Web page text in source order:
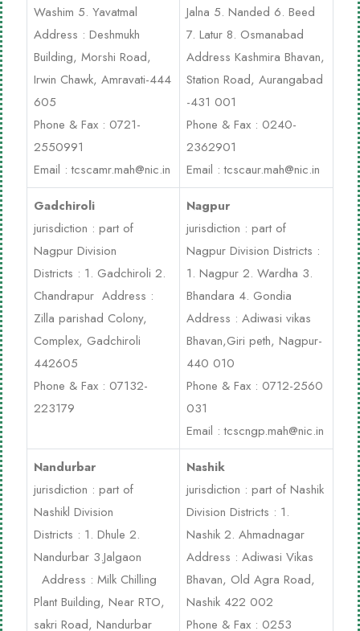
Washim 5. Yavatmal
Address : Deshmukh
Building, Morshi Road,
Irwin Chawk, Amravati-444
605
Phone & Fax : 0721-
2550991
Email :tcscamr.mah@nic.in
Jalna 5. Nanded 6. Beed
7. Latur 8. Osmanabad
Address Kashmira Bhavan,
Station Road, Aurangabad
-431 001
Phone & Fax : 0240-
2362901
Email : tcscaur.mah@nic.in
Gadchiroli
jurisdiction : part of
Nagpur Division
Districts : 1. Gadchiroli 2.
Chandrapur Address :
Zilla parishad Colony,
Complex, Gadchiroli
442605
Phone & Fax : 07132-
223179
Nagpur
jurisdiction : part of
Nagpur Division Districts :
1. Nagpur 2. Wardha 3.
Bhandara 4. Gondia
Address : Adiwasi vikas
Bhavan,Giri peth, Nagpur-
440 010
Phone & Fax : 0712-2560
031
Email :tcscngp.mah@nic.in
Nandurbar
jurisdiction : part of
Nashikl Division
Districts : 1. Dhule 2.
Nandurbar 3.Jalgaon
Address : Milk Chilling
Plant Building, Near RTO,
sakri Road, Nandurbar
Nashik
jurisdiction : part of Nashik
Division Districts : 1.
Nashik 2. Ahmadnagar
Address : Adiwasi Vikas
Bhavan, Old Agra Road,
Nashik 422 002
Phone & Fax : 0253